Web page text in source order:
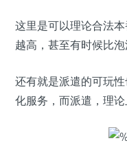
这里是可以理论合法
越高，甚至有时候比泡
还有就是派遣的可玩
化服务，而派遣，理论